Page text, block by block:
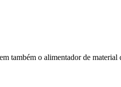
também o alimentador de material